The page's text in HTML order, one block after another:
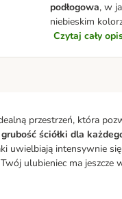
podłogowa, w
niebieskim
Czytaj cały
przestrzeń, która
ściółki dla
uwielbiają intensywnie
ulubieniec ma jeszcze